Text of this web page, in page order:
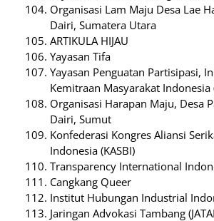
Organisasi Lam Maju Desa Lae
Dairi, Sumatera Utara
ARTIKULA HIJAU
Yayasan Tifa
Yayasan Penguatan Partisipasi,
Kemitraan Masyarakat Indonesia
Organisasi Harapan Maju, Desa
Dairi, Sumut
Konfederasi Kongres Aliansi
Indonesia (KASBI)
Transparency International
Cangkang Queer
Institut Hubungan Industrial
Jaringan Advokasi Tambang